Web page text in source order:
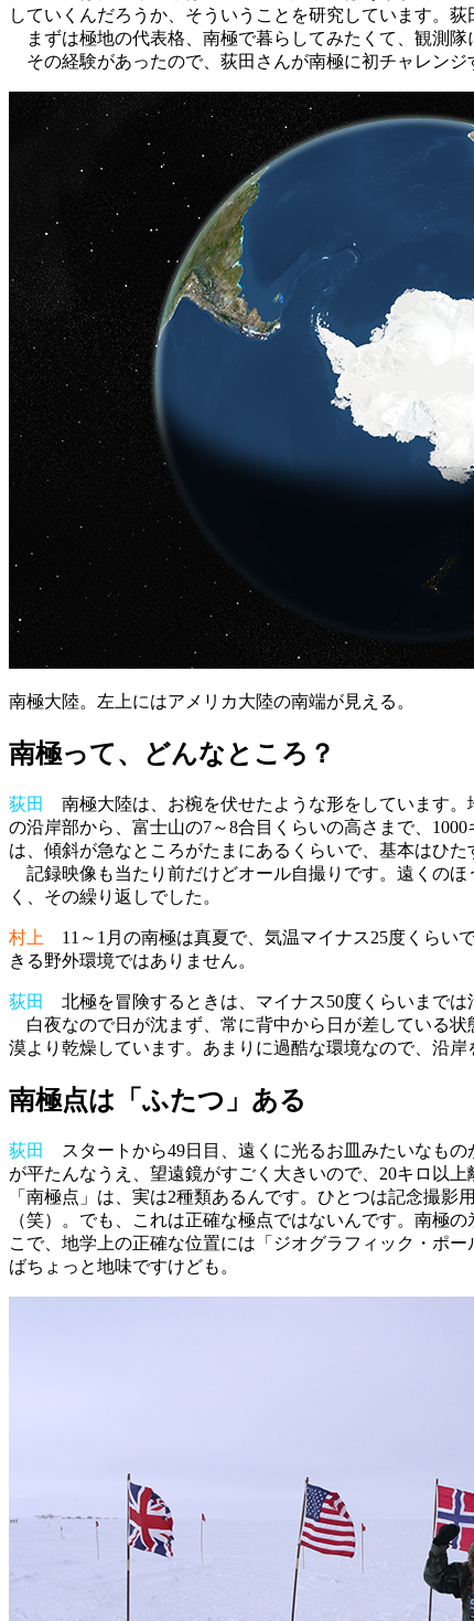
していくんだろうか、そういうことを研究しています。
まずは極地の代表格、南極で暮らしてみたくて、観測隊
その経験があったので、荻田さんが南極に初チャレン
南極大陸。左上にはアメリカ大陸の南端が見える。
南極って、どんなところ？
荻田
南極大陸は、お椀を伏せたような形をしています。
の沿岸部から、富士山の7～8合目くらいの高さまで、
は、傾斜が急なところがたまにあるくらいで、基本はひ
記録映像も当たり前だけどオール自撮りです。遠くの
く、その繰り返しでした。
村上
11～1月の南極は真夏で、気温マイナス25度くらい
きる野外環境ではありません。
荻田
北極を冒険するときは、マイナス50度くらいまでは
白夜なので日が沈まず、常に背中から日が差している
漠より乾燥しています。あまりに過酷な環境なので、沿
南極点は「ふたつ」ある
荻田 スタートから49日目、遠くに光るお皿みたいなも
が平たんなうえ、望遠鏡がすごく大きいので、20キロ以
「南極点」は、実は2種類あるんです。ひとつは記念撮
（笑）。でも、これは正確な極点ではないんです。南極
こで、地学上の正確な位置には「ジオグラフィック・ポ
ばちょっと地味ですけども。